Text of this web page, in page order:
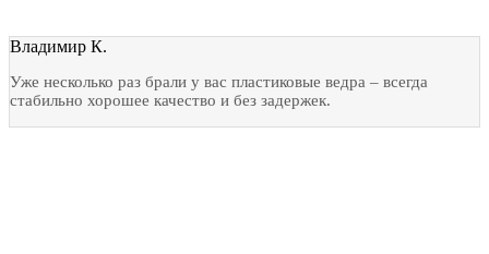
Владимир К.
Уже несколько раз брали у вас пластиковые ведра – всегда
стабильно хорошее качество и без задержек.